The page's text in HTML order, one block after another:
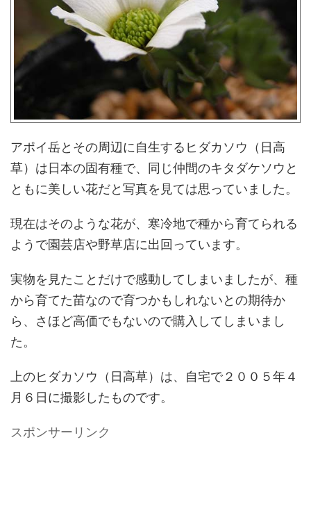
アポイ岳とその周辺に自生するヒダカソウ（日高
草）は日本の固有種で、同じ仲間のキタダケソウと
ともに美しい花だと写真を見ては思っていました。
現在はそのような花が、寒冷地で種から育てられる
ようで園芸店や野草店に出回っています。
実物を見たことだけで感動してしまいましたが、種
から育てた苗なので育つかもしれないとの期待か
ら、さほど高価でもないので購入してしまいまし
た。
上のヒダカソウ（日高草）は、自宅で２００５年４
月６日に撮影したものです。
スポンサーリンク